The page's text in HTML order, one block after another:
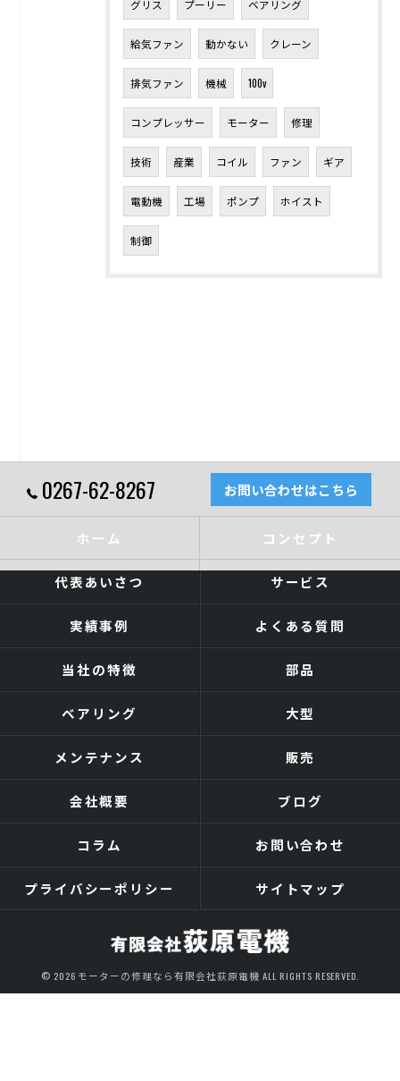
グリス プーリー ベアリング
給気ファン 動かない クレーン
排気ファン 機械 100v
コンプレッサー モーター 修理
技術 産業 コイル ファン ギア
電動機 工場 ポンプ ホイスト
制御
0267-62-8267 お問い合わせはこちら
ホーム コンセプト
代表あいさつ サービス
実績事例 よくある質問
当社の特徴 部品
ベアリング 大型
メンテナンス 販売
会社概要 ブログ
コラム お問い合わせ
プライバシーポリシー サイトマップ
© 2026 モーターの修理なら有限会社荻原電機 ALL RIGHTS RESERVED.